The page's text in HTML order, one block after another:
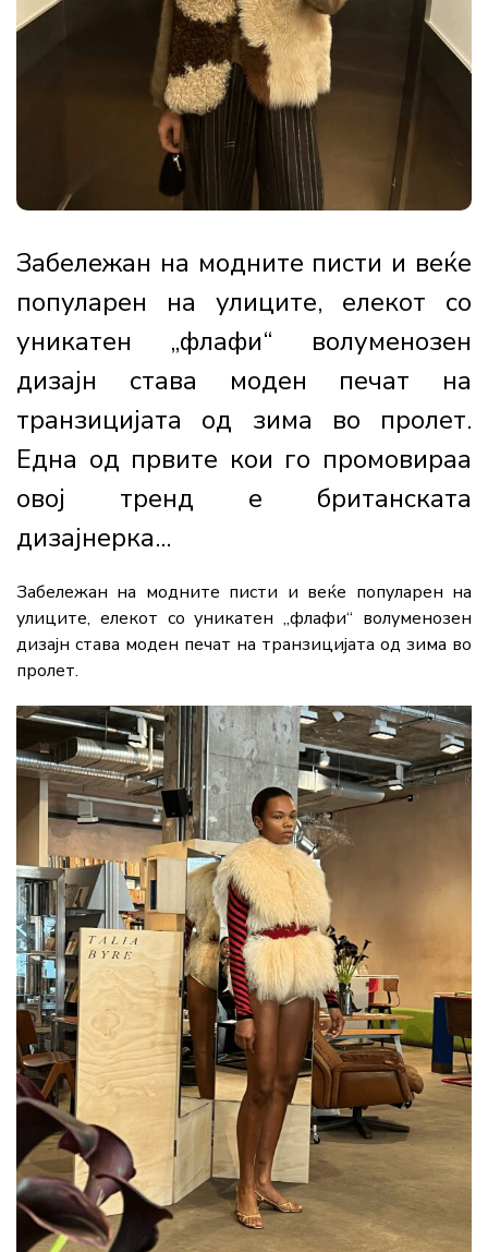
Забележан на модните писти и веќе
популарен на улиците, елекот со
уникатен „флафи“ волуменозен
дизајн става моден печат на
транзицијата од зима во пролет.
Една од првите кои го промовираа
овој тренд е британската
дизајнерка...
Забележан на модните писти и веќе популарен на
улиците, елекот со уникатен „флафи“ волуменозен
дизајн става моден печат на транзицијата од зима во
пролет.